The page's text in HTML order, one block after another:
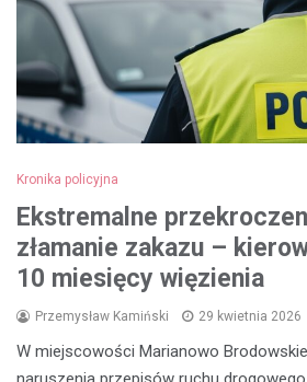
Kronika policyjna
Ekstremalne
złamanie zakazu –
10 miesięcy więzienia
Przemysław Kamiński 29 kwietnia 2026
W miejscowości Marianowo